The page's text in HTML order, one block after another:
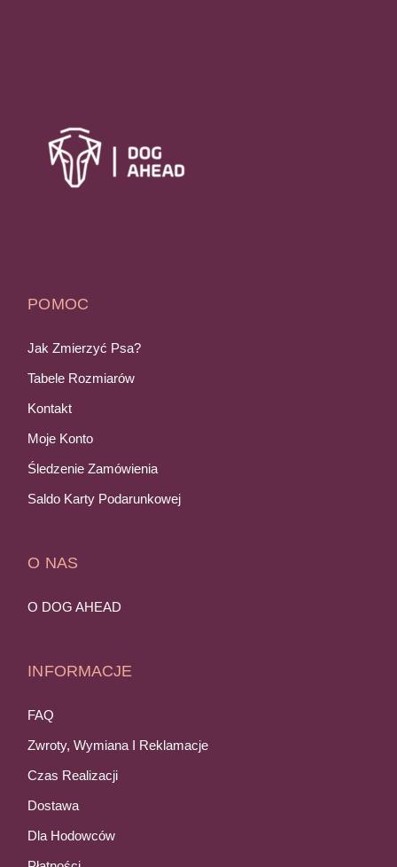
POMOC
Jak Zmierzyć Psa?
Tabele Rozmiarów
Kontakt
Moje Konto
Śledzenie Zamówienia
Saldo Karty Podarunkowej
O NAS
O DOG AHEAD
INFORMACJE
FAQ
Zwroty, Wymiana I Reklamacje
Czas Realizacji
Dostawa
Dla Hodowców